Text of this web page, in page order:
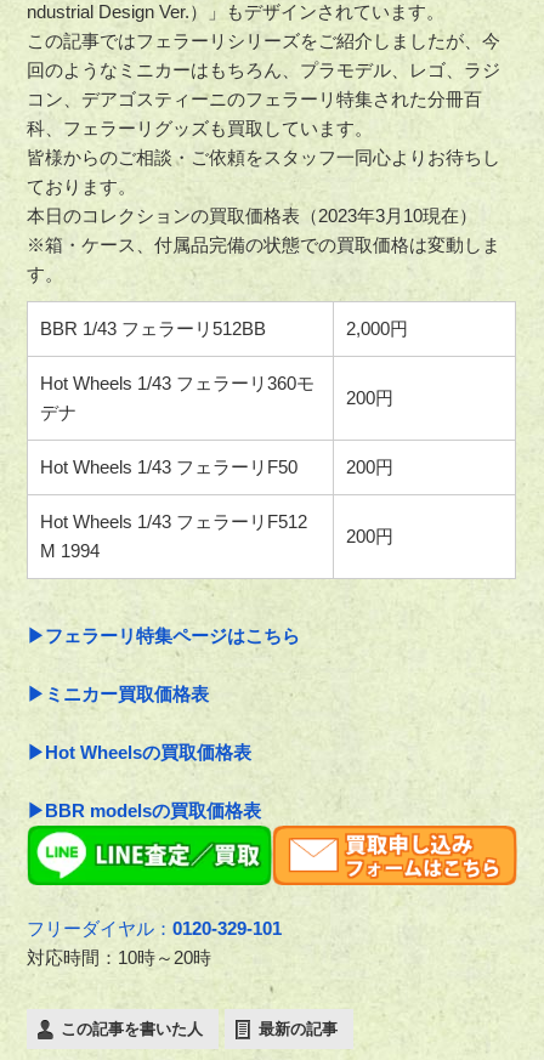
ndustrial Design Ver.）」もデザインされています。
この記事ではフェラーリシリーズをご紹介しましたが、今
回のようなミニカーはもちろん、プラモデル、レゴ、ラジ
コン、デアゴスティーニのフェラーリ特集された分冊百
科、フェラーリグッズも買取しています。
皆様からのご相談・ご依頼をスタッフ一同心よりお待ちし
ております。
本日のコレクションの買取価格表（2023年3月10現在）
※箱・ケース、付属品完備の状態での買取価格は変動しま
す。
BBR 1/43 フェラーリ512BB 2,000円
Hot Wheels 1/43 フェラーリ360モ
デナ
200円
Hot Wheels 1/43 フェラーリF50 200円
Hot Wheels 1/43 フェラーリF512
M 1994
200円
▶フェラーリ特集ページはこちら
▶ミニカー買取価格表
▶Hot Wheelsの買取価格表
▶BBR modelsの買取価格表
フリーダイヤル：0120-329-101
対応時間：10時～20時
この記事を書いた人 最新の記事